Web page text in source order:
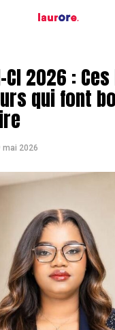
CI 2026 :
qui font
mai 2026